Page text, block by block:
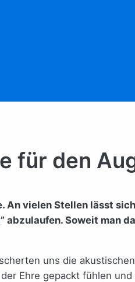
für den
An vielen Stellen lässt
abzulaufen. Soweit man
uns die
Ehre gepackt fühlen